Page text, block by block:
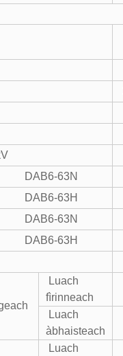
DAB6-63N
DAB6-63H
DAB6-63N
DAB6-63H
Luach
fìrinneach
Luach
àbhaisteach
Luach